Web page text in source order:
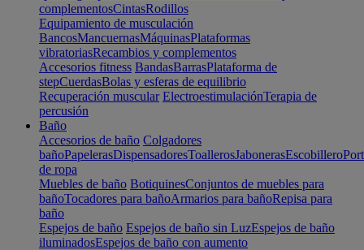
complementosCintasRodillos
Equipamiento de musculación
BancosMancuernasMáquinasPlataformas
vibratoriasRecambios y complementos
Accesorios fitness BandasBarrasPlataforma de
stepCuerdasBolas y esferas de equilibrio
Recuperación muscular ElectroestimulaciónTerapia de
percusión
Baño
Accesorios de baño Colgadores
bañoPapelerasDispensadoresToallerosJabonerasEscobillero
de ropa
Muebles de baño BotiquinesConjuntos de muebles para
bañoTocadores para bañoArmarios para bañoRepisa para
baño
Espejos de baño Espejos de baño sin LuzEspejos de baño
iluminadosEspejos de baño con aumento